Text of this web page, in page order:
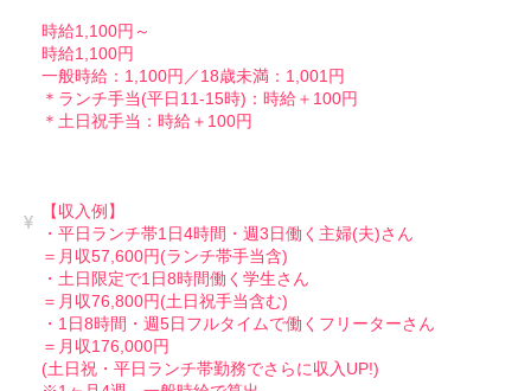
時給1,100円～
時給1,100円
一般時給：1,100円／18歳未満：1,001円
＊ランチ手当(平日11-15時)：時給＋100円
＊土日祝手当：時給＋100円
【収入例】
・平日ランチ帯1日4時間・週3日働く主婦(夫)さん
＝月収57,600円(ランチ帯手当含)
・土日限定で1日8時間働く学生さん
＝月収76,800円(土日祝手当含む)
・1日8時間・週5日フルタイムで働くフリーターさん
＝月収176,000円
(土日祝・平日ランチ帯勤務でさらに収入UP!)